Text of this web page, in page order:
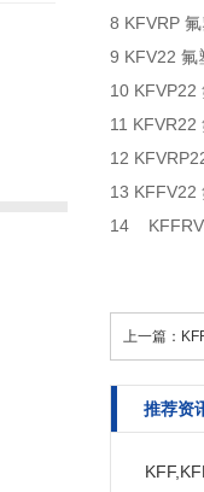
8 KFVRP
9 KFV22 氟
10 KFVP22
11 KFVR22
12
13 KFFV22
14
上一篇：
推荐资